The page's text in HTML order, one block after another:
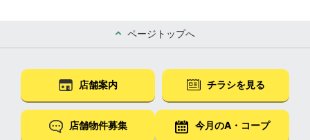
ページトップへ
店舗案内 チラシを見る
店舗物件募集 今月のA・コープ